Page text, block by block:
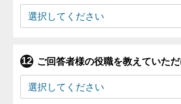
ご回答者様の役職を教えていただ